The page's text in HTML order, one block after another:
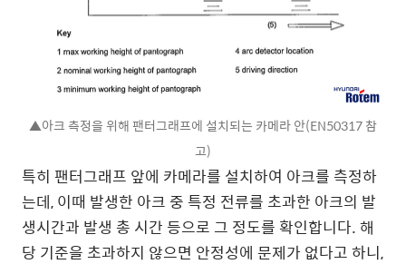
▲아크 측정을 위해 팬터그래프에 설치되는 카메라 안(EN50317 참
고)
특히 팬터그래프 앞에 카메라를 설치하여 아크를 측정하
는데, 이때 발생한 아크 중 특정 전류를 초과한 아크의 발
생시간과 발생 총 시간 등으로 그 정도를 확인합니다. 해
당 기준을 초과하지 않으면 안정성에 문제가 없다고 하니,